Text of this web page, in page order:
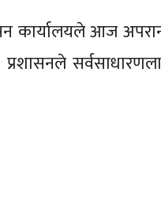
कार्यालयले आज